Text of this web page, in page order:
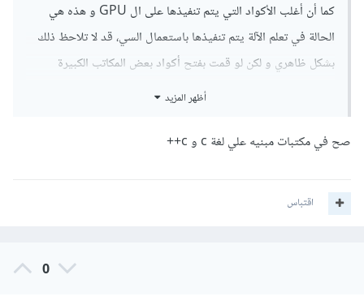
كما أن أغلب الأكواد التي يتم تنفيذها على ال GPU و هذه هي
الحالة في تعلم الآلة يتم تنفيذها باستعمال السي، قد لا تلاحظ ذلك
بشكل ظاهري و لكن لو قمت بفتح أكواد بعض المكاتب الكبيرة
ستجد أن العمليات أغلبها مكتوبة بلغة السي لتسريع التنفيذ، و لكن
أظهر المزيد
صح في مكتبات مبنيه علي لغة c و c++
اقتباس
0